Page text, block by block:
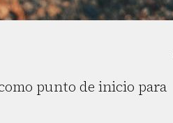
punto de inicio para